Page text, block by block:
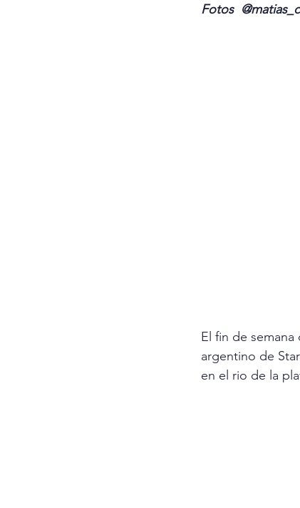
Fotos
El fin de
argentino de
en el rio de la